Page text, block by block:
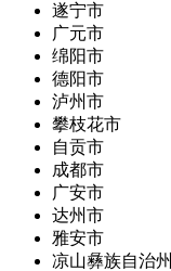
遂宁市
广元市
绵阳市
德阳市
泸州市
攀枝花市
自贡市
成都市
广安市
达州市
雅安市
凉山彝族自治州